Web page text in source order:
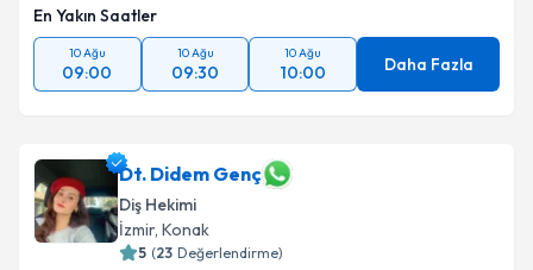
En Yakın Saatler
10 Ağu
09:00
10 Ağu
09:30
10 Ağu
10:00 Daha Fazla
Dt. Didem Genç
Diş Hekimi
İzmir, Konak
5 (23 Değerlendirme)